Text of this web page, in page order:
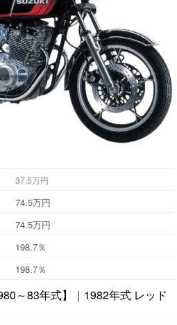
37.5万円
74.5万円
74.5万円
198.7％
198.7％